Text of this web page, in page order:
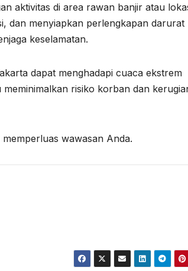
aktivitas di area rawan banjir atau
dan menyiapkan perlengkapan darurat
keselamatan.
dapat menghadapi cuaca ekstrem
risiko korban dan
wawasan Anda.